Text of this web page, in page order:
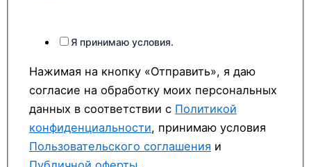
Я принимаю условия.
Нажимая на кнопку «Отправить», я даю
согласие на обработку моих персональных
данных в соответствии с Политикой
конфиденциальности, принимаю условия
Пользовательского соглашения и